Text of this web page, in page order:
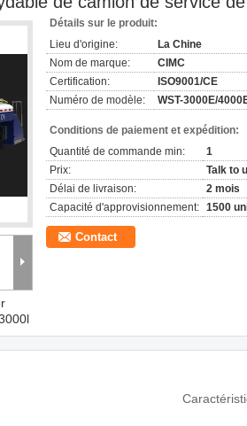
Détails sur le produit:
Lieu d'origine:
La Chine
Nom de marque:
CIMC
Certification:
ISO9001/CE
Numéro de modèle:
WST-3000E/
Conditions de paiement et expédition:
Quantité de commande min:
1
Prix:
Talk to
Délai de livraison:
2 mois
Capacité d'approvisionnement: 1500
Contact